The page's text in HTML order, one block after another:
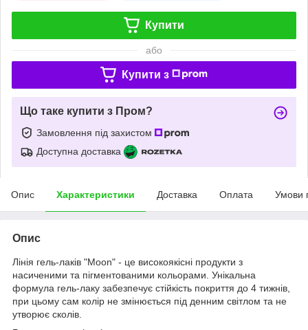
Купити
або
Купити з
Що таке купити з Пром?
Замовлення під захистом
Доступна доставка
Опис Характеристики Доставка Оплата Умови
Опис
Лінія гель-лаків "Moon" - це високоякісні продукти з
насиченими та пігментованими кольорами. Унікальна
формула гель-лаку забезпечує стійкість покриття до 4 тижнів,
при цьому сам колір не змінюється під денним світлом та не
утворює сколів.